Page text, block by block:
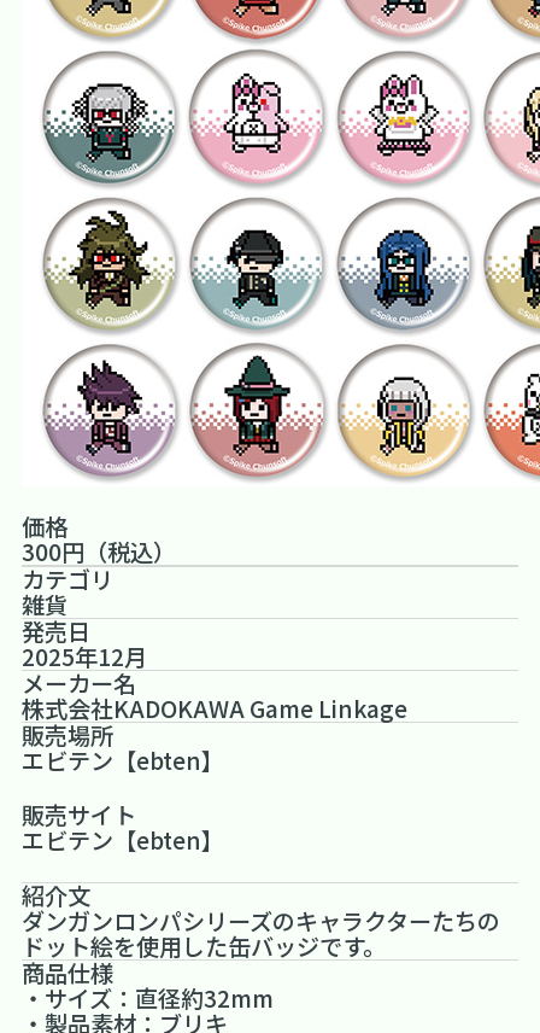
価格
300円（税込）
カテゴリ
雑貨
発売日
2025年12月
メーカー名
株式会社KADOKAWA Game Linkage
販売場所
エビテン【ebten】
販売サイト
エビテン【ebten】
紹介文
ダンガンロンパシリーズのキャラクターたちの
ドット絵を使用した缶バッジです。
商品仕様
・サイズ：直径約32mm
・製品素材：ブリキ